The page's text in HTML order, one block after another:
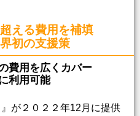
える費用を補填
初の支援策
費用を広くカバー
利用可能
が２０２２年12月に提供